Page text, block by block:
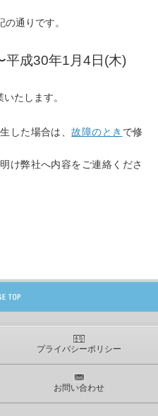
通りです。
平成30年1月4日(木)
たします。
した場合は、故障のとき で修
け弊社へ内容をご連絡くださ
プライバシーポリシー
お問い合わせ